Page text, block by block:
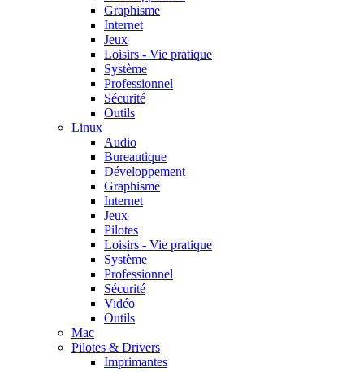
Graphisme
Internet
Jeux
Loisirs - Vie pratique
Système
Professionnel
Sécurité
Outils
Linux
Audio
Bureautique
Développement
Graphisme
Internet
Jeux
Pilotes
Loisirs - Vie pratique
Système
Professionnel
Sécurité
Vidéo
Outils
Mac
Pilotes & Drivers
Imprimantes